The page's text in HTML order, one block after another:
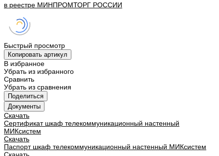
в реестре МИНПРОМТОРГ РОССИИ
Быстрый просмотр
Копировать артикул
В избранное
Убрать из избранного
Сравнить
Убрать из сравнения
Поделиться
Документы
Скачать
Сертификат шкаф телекоммуникационный настенный
МИКсистем
Скачать
Паспорт шкаф телекоммуникационный настенный МИКсистем